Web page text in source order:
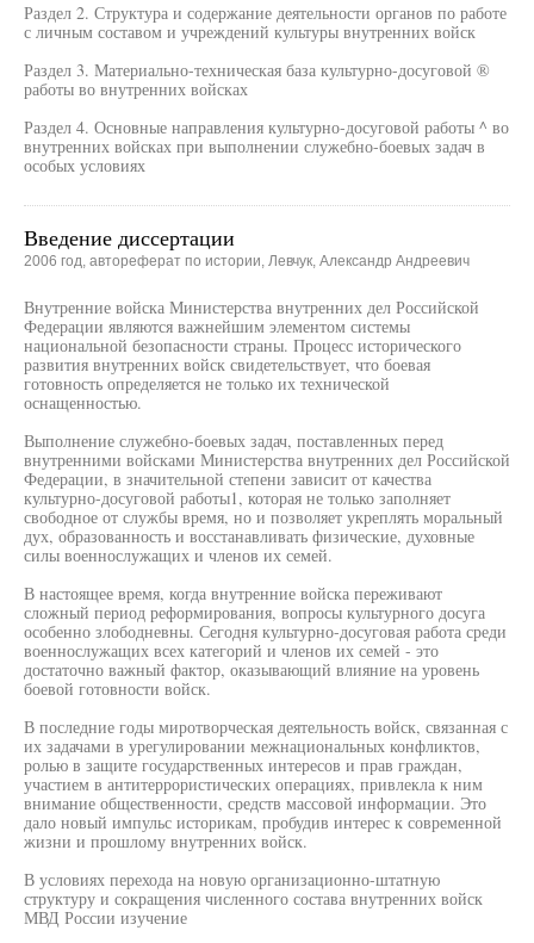
Раздел 2. Структура и содержание деятельности органов по работе
с личным составом и учреждений культуры внутренних войск
Раздел 3. Материально-техническая база культурно-досуговой ®
работы во внутренних войсках
Раздел 4. Основные направления культурно-досуговой работы ^ во
внутренних войсках при выполнении служебно-боевых задач в
особых условиях
Введение диссертации
2006 год, автореферат по истории, Левчук, Александр Андреевич
Внутренние войска Министерства внутренних дел Российской
Федерации являются важнейшим элементом системы
национальной безопасности страны. Процесс исторического
развития внутренних войск свидетельствует, что боевая
готовность определяется не только их технической
оснащенностью.
Выполнение служебно-боевых задач, поставленных перед
внутренними войсками Министерства внутренних дел Российской
Федерации, в значительной степени зависит от качества
культурно-досуговой работы1, которая не только заполняет
свободное от службы время, но и позволяет укреплять моральный
дух, образованность и восстанавливать физические, духовные
силы военнослужащих и членов их семей.
В настоящее время, когда внутренние войска переживают
сложный период реформирования, вопросы культурного досуга
особенно злободневны. Сегодня культурно-досуговая работа среди
военнослужащих всех категорий и членов их семей - это
достаточно важный фактор, оказывающий влияние на уровень
боевой готовности войск.
В последние годы миротворческая деятельность войск, связанная с
их задачами в урегулировании межнациональных конфликтов,
ролью в защите государственных интересов и прав граждан,
участием в антитеррористических операциях, привлекла к ним
внимание общественности, средств массовой информации. Это
дало новый импульс историкам, пробудив интерес к современной
жизни и прошлому внутренних войск.
В условиях перехода на новую организационно-штатную
структуру и сокращения численного состава внутренних войск
МВД России изучение